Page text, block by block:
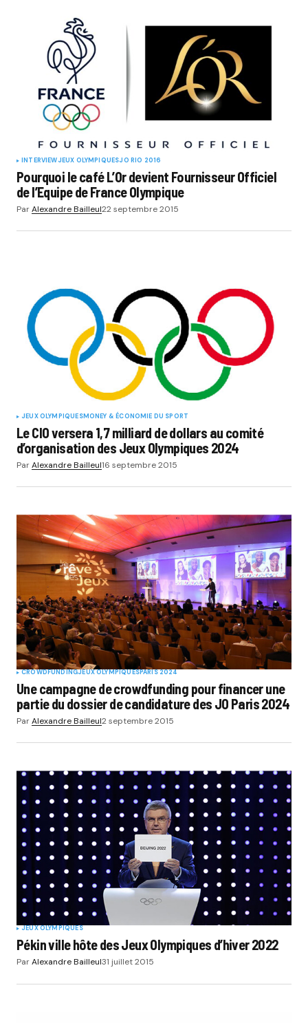
Your E-mail
Submit Comment
INTERVIEWJEUX OLYMPIQUESJO RIO 2016
Pourquoi le café L’Or devient Fournisseur Officiel
de l’Equipe de France Olympique
ParAlexandre Bailleul22 septembre 2015
JEUX OLYMPIQUESMONEY & ÉCONOMIE DU SPORT
Le CIO versera 1,7 milliard de dollars au comité
d’organisation des Jeux Olympiques 2024
ParAlexandre Bailleul16 septembre 2015
CROWDFUNDINGJEUX OLYMPIQUESPARIS 2024
Une campagne de crowdfunding pour financer une
partie du dossier de candidature des JO Paris 2024
ParAlexandre Bailleul2 septembre 2015
JEUX OLYMPIQUES
Pékin ville hôte des Jeux Olympiques d’hiver 2022
ParAlexandre Bailleul31 juillet 2015